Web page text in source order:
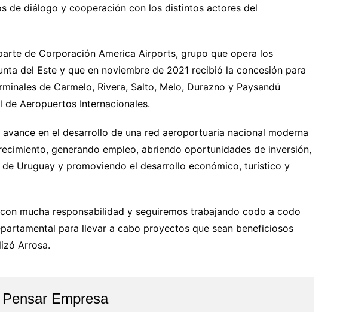
de diálogo y cooperación con los distintos actores del
de Corporación America Airports, grupo que opera los
del Este y que en noviembre de 2021 recibió la concesión para
de Carmelo, Rivera, Salto, Melo, Durazno y Paysandú
Aeropuertos Internacionales.
en el desarrollo de una red aeroportuaria nacional moderna
generando empleo, abriendo oportunidades de inversión,
Uruguay y promoviendo el desarrollo económico, turístico y
mucha responsabilidad y seguiremos trabajando codo a codo
para llevar a cabo proyectos que sean beneficiosos
Arrosa.
Pensar Empresa